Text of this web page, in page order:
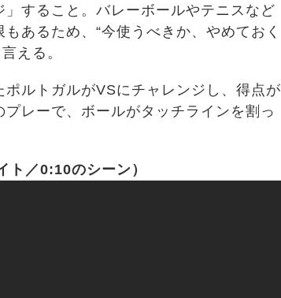
すること。バレーボールやテニスなど
あるため、“今使うべきか、やめておく
える。
ルトガルがVSにチャレンジし、得点が
レーで、ボールがタッチラインを割っ
／0:10のシーン）